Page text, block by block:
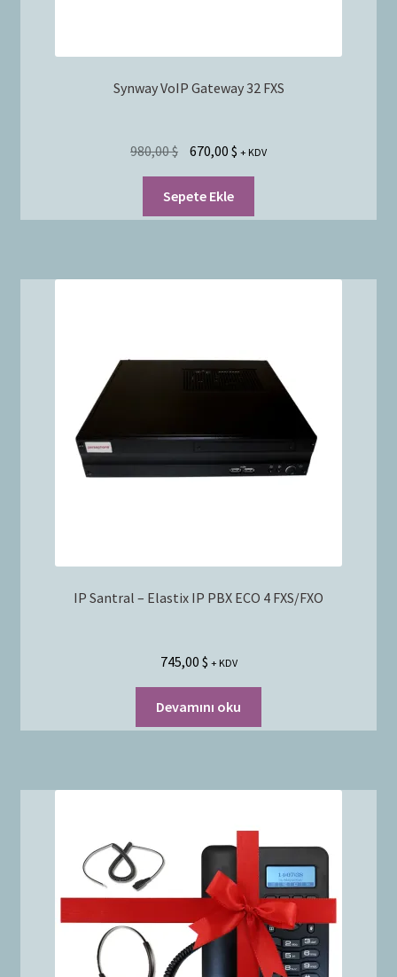
Synway VoIP Gateway 32 FXS
980,00$ 670,00 $ + KDV
Sepete Ekle
IP Santral – Elastix IP PBX ECO 4 FXS/FXO
745,00 $ + KDV
Devamını oku